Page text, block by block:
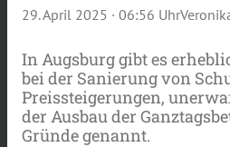
29. April 2025 · 06:56 Uhr
In Augsburg gibt es
bei der Sanierung von
Preissteigerungen,
der Ausbau der
Gründe genannt.